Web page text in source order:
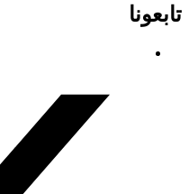
تابعونا